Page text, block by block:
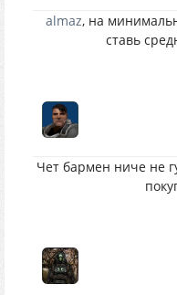
almaz, на
ставь
Чет бармен ниче не